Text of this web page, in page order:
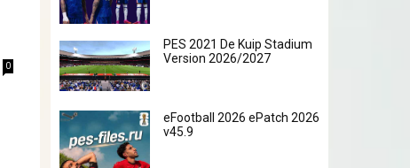
0
PES 2021 De Kuip Stadium
Version 2026/2027
eFootball 2026 ePatch 2026
v45.9